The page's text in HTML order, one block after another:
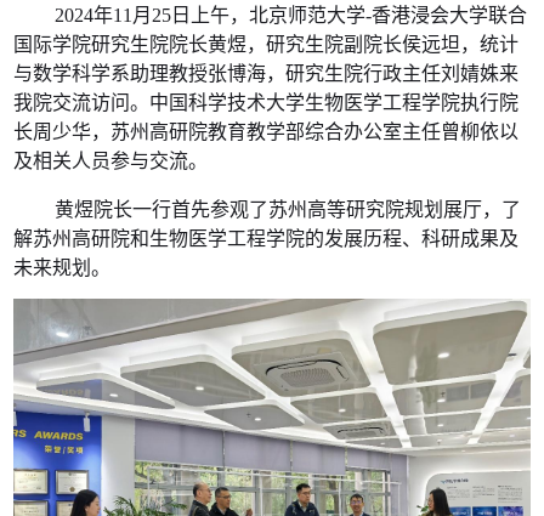
2024年11月25 日上午，北京师范大学-香港浸会大学联合
国际学院研究生院院长黄煜，研究生院副院长侯远坦，统计
与数学科学系助理教授张博海，研究生院行政主任刘婧姝来
我院交流访问。中国科学技术大学生物医学工程学院执行院
长周少华，苏州高研院教育教学部综合办公室主任曾柳依以
及相关人员参与交流。
黄煜院长一行首先参观了苏州高等研究院规划展厅，了
解苏州高研院和生物医学工程学院的发展历程、科研成果及
未来规划。